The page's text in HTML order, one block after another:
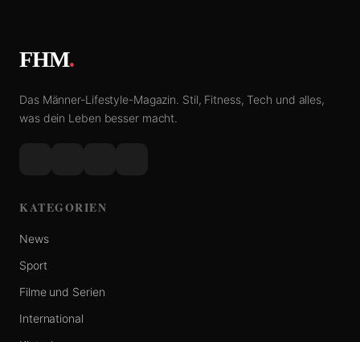
FHM.
Das Männer-Lifestyle-Magazin. Stil, Fitness, Tech und alles,
was dein Leben besser macht.
KATEGORIEN
News
Sport
Filme und Serien
International